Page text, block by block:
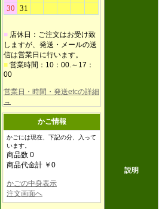
■ 店休日：ご注文はお受け致
しますが、発送・メールの送
信は営業日に行います。
■ 営業時間：10：00.～17：
00
営業日・時間・発送etcの詳細
→
かご情報
かごには現在、下記の分、入って
います。
商品数 0
商品代金計 ￥0
かごの中身表示
注文画面へ
説明